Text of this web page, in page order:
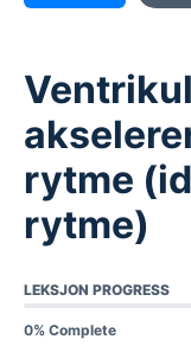
rytme
rytme)
LEKSJON PROGRESS
0% Complete